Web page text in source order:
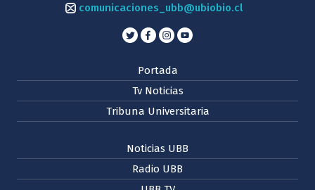
comunicaciones_ubb@ubiobio.cl
Portada
Tv Noticias
Tribuna Universitaria
Noticias UBB
Radio UBB